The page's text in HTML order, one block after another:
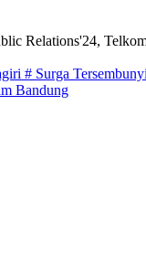
Relations'24,
# Surga Tersembunyi
Bandung